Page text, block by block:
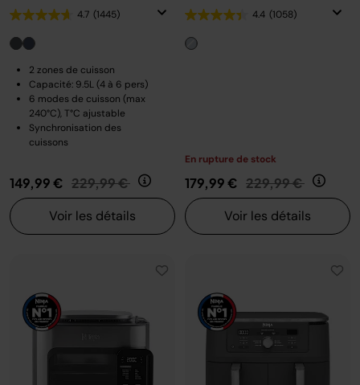
4.7 (1445)
2 zones de cuisson
Capacité: 9.5L (4 à 6 pers)
6 modes de cuisson (max
240°C), T°C ajustable
Synchronisation des
cuissons
149,99 € Prix réduit de
229,99 € au
Voir les détails
4.4 (1058)
En rupture de stock
179,99 € Prix réduit de
229,99 € au
Voir les détails